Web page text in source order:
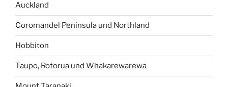
Auckland
Coromandel Peninsula und Northland
Hobbiton
Taupo, Rotorua und Whakarewarewa